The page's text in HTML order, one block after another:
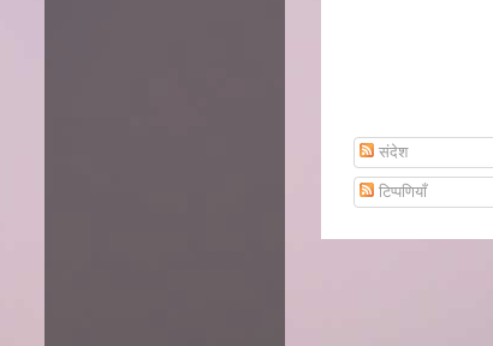
संदेश
टिप्पणियाँ